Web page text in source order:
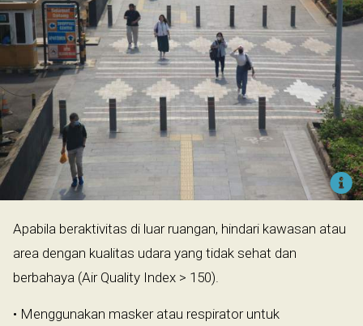
Apabila beraktivitas di luar ruangan, hindari kawasan atau
area dengan kualitas udara yang tidak sehat dan
berbahaya (Air Quality Index > 150).
• Menggunakan masker atau respirator untuk